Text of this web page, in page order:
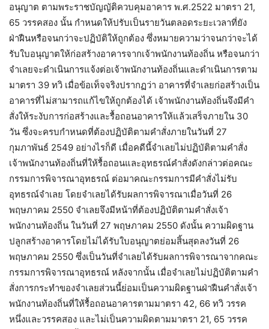
อนุญาต ตามพระราชบัญญัติควบคุมอาคาร พ.ศ.2522 มาตรา 21,
65 วรรคสอง นั้น กำหนดให้ปรับเป็นรายวันตลอดระยะเวลาที่ยัง
ฝ่าฝืนหรือจนกว่าจะปฏิบัติให้ถูกต้อง ซึ่งหมายความว่าจนกว่าจะได้
รับใบอนุญาตให้ก่อสร้างอาคารจากเจ้าพนักงานท้องถิ่น หรือจนกว่า
จำเลยจะดำเนินการแจ้งต่อเจ้าพนักงานท้องถิ่นและดำเนินการตาม
มาตรา 39 ทวิ เมื่อข้อเท็จจริงปรากฏว่า อาคารที่จำเลยก่อสร้างเป็น
อาคารที่ไม่สามารถแก้ไขให้ถูกต้องได้ เจ้าพนักงานท้องถิ่นจึงมีคำ
สั่งให้ระงับการก่อสร้างและรื้อถอนอาคารให้แล้วเสร็จภายใน 30
วัน ซึ่งจะครบกำหนดที่ต้องปฏิบัติตามคำสั่งภายในวันที่ 27
กุมภาพันธ์ 2549 อย่างไรก็ดี เมื่อคดีนี้จำเลยไม่ปฏิบัติตามคำสั่ง
เจ้าพนักงานท้องถิ่นที่ให้รื้อถอนและอุทธรณ์คำสั่งดังกล่าวต่อคณะ
กรรมการพิจารณาอุทธรณ์ ต่อมาคณะกรรมการมีคำสั่งไม่รับ
อุทธรณ์จำเลย โดยจำเลยได้รับผลการพิจารณาเมื่อวันที่ 26
พฤษภาคม 2550 จำเลยจึงมีหน้าที่ต้องปฏิบัติตามคำสั่งเจ้า
พนักงานท้องถิ่น ในวันที่ 27 พฤษภาคม 2550 ดังนั้น ความผิดฐาน
ปลูกสร้างอาคารโดยไม่ได้รับใบอนุญาตย่อมสิ้นสุดลงวันที่ 26
พฤษภาคม 2550 ซึ่งเป็นวันที่จำเลยได้รับผลการพิจารณาจากคณะ
กรรมการพิจารณาอุทธรณ์ หลังจากนั้น เมื่อจำเลยไม่ปฏิบัติตามคำ
สั่งการกระทำของจำเลยส่วนนี้ย่อมเป็นความผิดฐานฝ่าฝืนคำสั่งเจ้า
พนักงานท้องถิ่นที่ให้รื้อถอนอาคารตามมาตรา 42, 66 ทวิ วรรค
หนึ่งและวรรคสอง และไม่เป็นความผิดตามมาตรา 21, 65 วรรค